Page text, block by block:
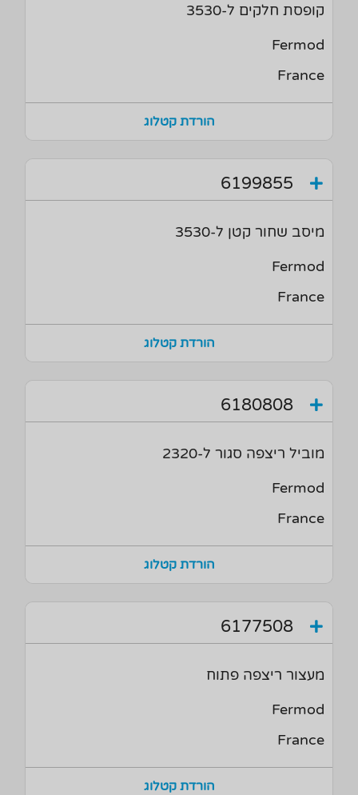
קופסת חלקים ל-3530
Fermod
France
הורדת קטלוג
6199855
מיסב שחור קטן ל-3530
Fermod
France
הורדת קטלוג
6180808
מוביל ריצפה סגור ל-2320
Fermod
France
הורדת קטלוג
6177508
מעצור ריצפה פתוח
Fermod
France
הורדת קטלוג